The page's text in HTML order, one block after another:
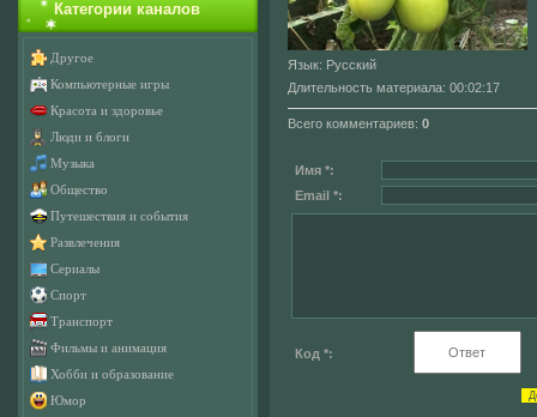
Категории каналов
Другое
Компьютерные игры
Красота и здоровье
Люди и блоги
Музыка
Общество
Путешествия и события
Развлечения
Сериалы
Спорт
Транспорт
Фильмы и анимация
Хобби и образование
Юмор
Язык: Русский
Длительность материала: 00:02:17
Всего комментариев: 0
Имя *:
Email *:
Код *: